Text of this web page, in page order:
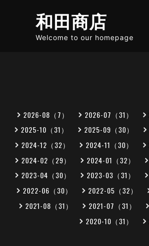
和田商店
Welcome to our homepage
2026-08（7） 2026-07（31）
2025-10（31）
2025-09（30）
2024-12（32）
2024-11（30）
2024-02（29）
2024-01（32）
2023-04（30）
2023-03（31）
2022-06（30）
2022-05（32）
2021-08（31）
2021-07（31）
2020-10（31）